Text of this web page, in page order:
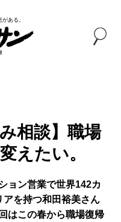
ある。
相談】職場
えたい。
ョン営業で世界142カ
アを持つ和田裕美さん
はこの春から職場復帰